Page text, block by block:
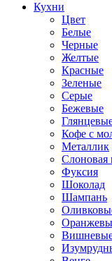
Кухни
Цвет
Белые
Черные
Желтые
Красные
Зеленые
Серые
Бежевые
Кофе с
Металлик
Слоновая
Фуксия
Шоколад
Шампань